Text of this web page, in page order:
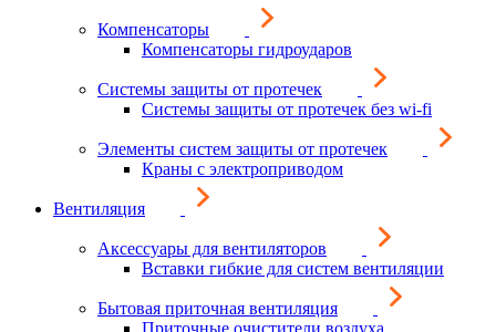
Компенсаторы
Компенсаторы гидроударов
Системы защиты от протечек
Системы защиты от протечек без wi-fi
Элементы систем защиты от протечек
Краны с электроприводом
Вентиляция
Аксессуары для вентиляторов
Вставки гибкие для систем вентиляции
Бытовая приточная вентиляция
Приточные очистители воздуха